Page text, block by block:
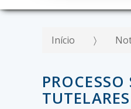
Início
TUTELARES